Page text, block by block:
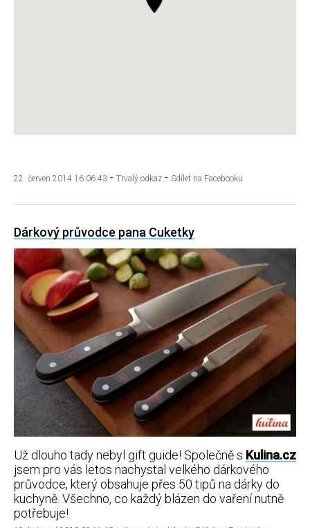
TWITTER
INSTAGRAM
22. červen 2014 16:06:43 - Trvalý odkaz - Sdílet na Facebooku
Dárkový průvodce pana Cuketky
Už dlouho tady nebyl gift guide! Společně s Kulina.cz
jsem pro vás letos nachystal velkého dárkového
průvodce, který obsahuje přes 50 tipů na dárky do
kuchyně. Všechno, co každý blázen do vaření nutně
potřebuje!